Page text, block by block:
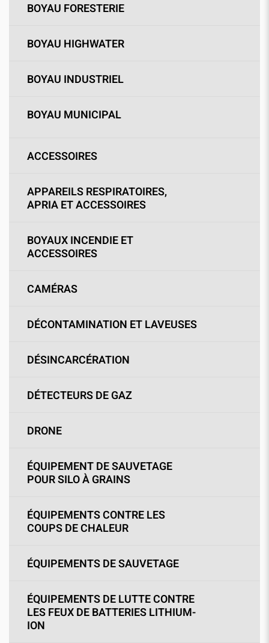
BOYAU FORESTERIE
BOYAU HIGHWATER
BOYAU INDUSTRIEL
BOYAU MUNICIPAL
ACCESSOIRES
APPAREILS RESPIRATOIRES,
APRIA ET ACCESSOIRES
BOYAUX INCENDIE ET
ACCESSOIRES
CAMÉRAS
DÉCONTAMINATION ET LAVEUSES
DÉSINCARCÉRATION
DÉTECTEURS DE GAZ
DRONE
ÉQUIPEMENT DE SAUVETAGE
POUR SILO À GRAINS
ÉQUIPEMENTS CONTRE LES
COUPS DE CHALEUR
ÉQUIPEMENTS DE SAUVETAGE
ÉQUIPEMENTS DE LUTTE CONTRE
LES FEUX DE BATTERIES LITHIUM-
ION